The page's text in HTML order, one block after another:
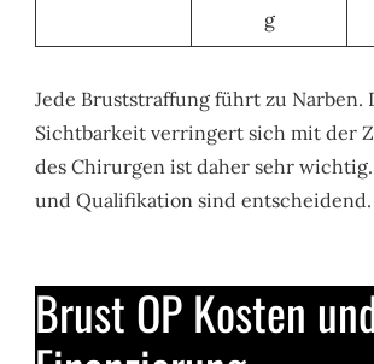
g
Jede Bruststraffung führt zu Narben.
Sichtbarkeit verringert sich mit der
des Chirurgen ist daher sehr
und Qualifikation sind entscheidend.
Brust OP Kosten